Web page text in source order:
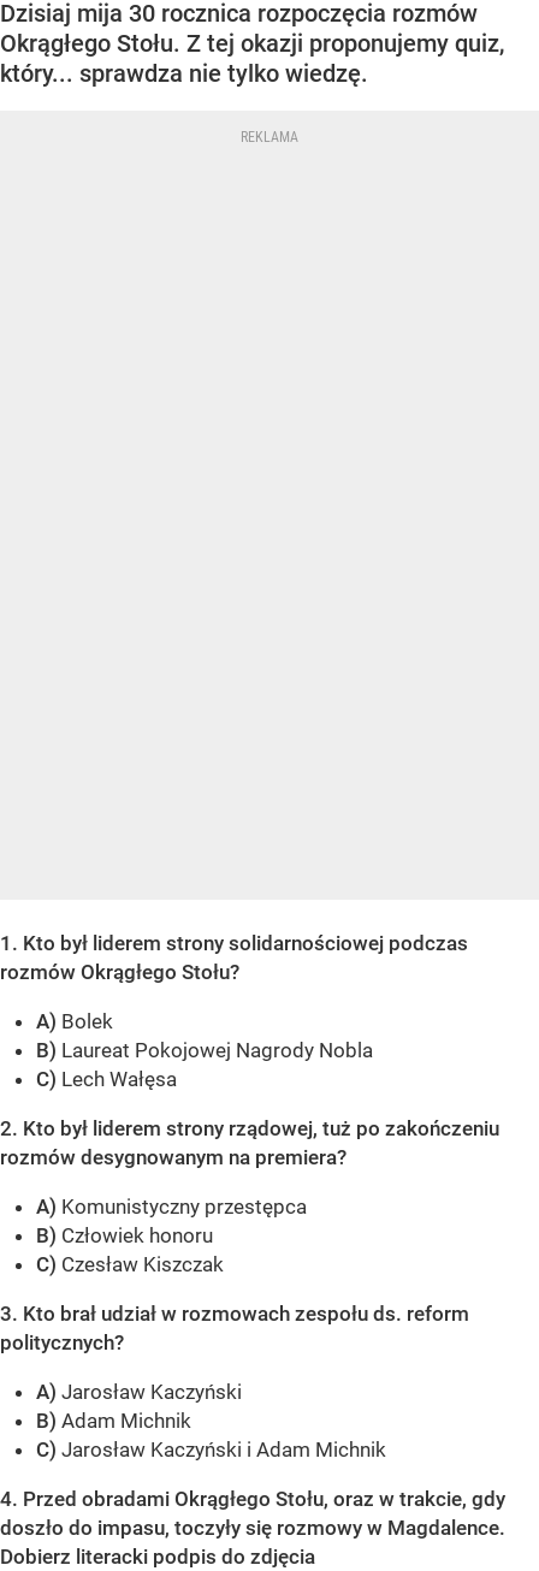
Dzisiaj mija 30 rocznica rozpoczęcia rozmów
Okrągłego Stołu. Z tej okazji proponujemy quiz,
który... sprawdza nie tylko wiedzę.
1. Kto był liderem strony solidarnościowej podczas
rozmów Okrągłego Stołu?
A) Bolek
B) Laureat Pokojowej Nagrody Nobla
C) Lech Wałęsa
2. Kto był liderem strony rządowej, tuż po zakończeniu
rozmów desygnowanym na premiera?
A) Komunistyczny przestępca
B) Człowiek honoru
C) Czesław Kiszczak
3. Kto brał udział w rozmowach zespołu ds. reform
politycznych?
A) Jarosław Kaczyński
B) Adam Michnik
C) Jarosław Kaczyński i Adam Michnik
4. Przed obradami Okrągłego Stołu, oraz w trakcie, gdy
doszło do impasu, toczyły się rozmowy w Magdalence.
Dobierz literacki podpis do zdjęcia